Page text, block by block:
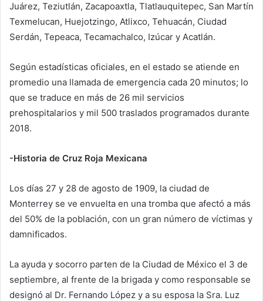
Juárez, Teziutlán, Zacapoaxtla, Tlatlauquitepec, San Martín
Texmelucan, Huejotzingo, Atlixco, Tehuacán, Ciudad
Serdán, Tepeaca, Tecamachalco, Izúcar y Acatlán.
Según estadísticas oficiales, en el estado se atiende en
promedio una llamada de emergencia cada 20 minutos; lo
que se traduce en más de 26 mil servicios
prehospitalarios y mil 500 traslados programados durante
2018.
-Historia de Cruz Roja Mexicana
Los días 27 y 28 de agosto de 1909, la ciudad de
Monterrey se ve envuelta en una tromba que afectó a más
del 50% de la población, con un gran número de víctimas y
damnificados.
La ayuda y socorro parten de la Ciudad de México el 3 de
septiembre, al frente de la brigada y como responsable se
designó al Dr. Fernando López y a su esposa la Sra. Luz